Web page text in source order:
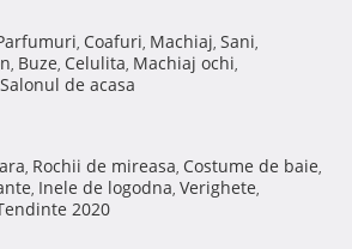
, Coafuri, Machiaj, Sani,
, Buze, Celulita, Machiaj ochi,
Salonul de acasa
, Rochii de mireasa, Costume de baie,
, Inele de logodna, Verighete,
2020